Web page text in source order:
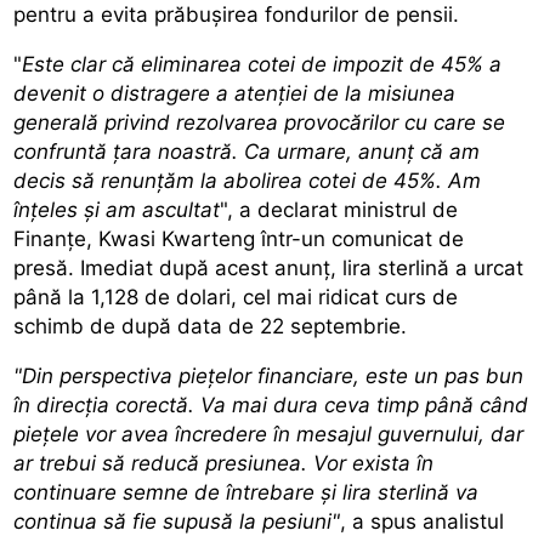
pentru a evita prăbuşirea fondurilor de pensii.
"Este clar că eliminarea cotei de impozit de 45% a
devenit o distragere a atenţiei de la misiunea
generală privind rezolvarea provocărilor cu care se
confruntă ţara noastră. Ca urmare, anunţ că am
decis să renunţăm la abolirea cotei de 45%. Am
înţeles şi am ascultat", a declarat ministrul de
Finanţe, Kwasi Kwarteng într-un comunicat de
presă. Imediat după acest anunţ, lira sterlină a urcat
până la 1,128 de dolari, cel mai ridicat curs de
schimb de după data de 22 septembrie.
"Din perspectiva pieţelor financiare, este un pas bun
în direcţia corectă. Va mai dura ceva timp până când
pieţele vor avea încredere în mesajul guvernului, dar
ar trebui să reducă presiunea. Vor exista în
continuare semne de întrebare şi lira sterlină va
continua să fie supusă la pesiuni", a spus analistul